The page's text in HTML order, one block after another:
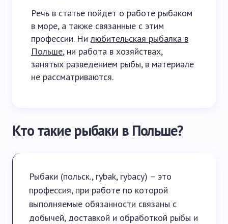
Речь в статье пойдет о работе рыбаком
в море, а также связанные с этим
профессии. Нилюбительская рыбалка в
Польше, ни работа в хозяйствах,
занятых разведением рыбы, в материале
не рассматриваются.
Кто такие рыбаки в Польше?
Рыбаки (польск., rybak, rybacy) – это
профессия, при работе по которой
выполняемые обязанности связаны с
добычей, доставкой и обработкой рыбы и